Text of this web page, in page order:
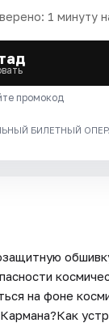
1 минуту
промокод
БИЛЕТНЫЙ
на фоне